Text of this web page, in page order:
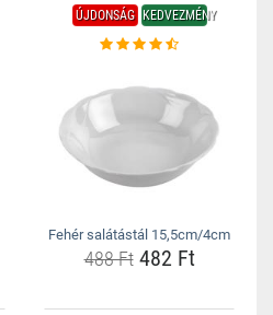
ÚJDONSÁG KEDVEZMÉNY
Fehér salátástál 15,5cm/4cm
488 Ft482 Ft